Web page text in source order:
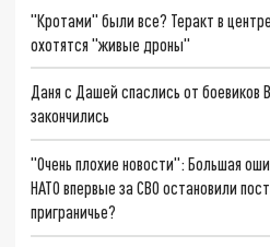
"Кротами" были все? Теракт в
охотятся "живые дроны"
Даня с Дашей спаслись от
закончились
"Очень плохие новости": Большая
НАТО впервые за СВО остановили
приграничье?